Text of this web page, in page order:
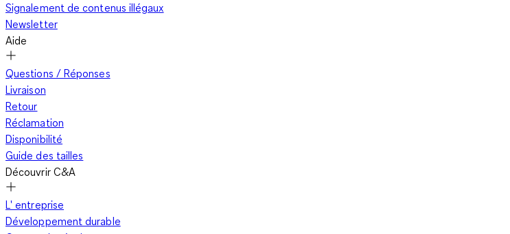
Signalement de contenus illégaux
Newsletter
Aide
Questions / Réponses
Livraison
Retour
Réclamation
Disponibilité
Guide des tailles
Découvrir C&A
L' entreprise
Développement durable